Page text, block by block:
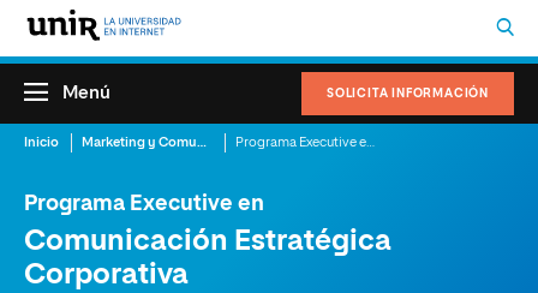
SOLICITA INFORMACIÓN
Menú
Inicio Marketing y Comunicación
Programa Executive en
Comunicación Estratégica
Corporativa